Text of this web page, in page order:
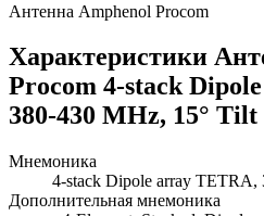
Антенна Amphenol Procom
Характеристики
Procom 4-stack
380-430 MHz, 15° Tilt
Мнемоника
4-stack Dipole array TETRA,
Дополнительная мнемоника